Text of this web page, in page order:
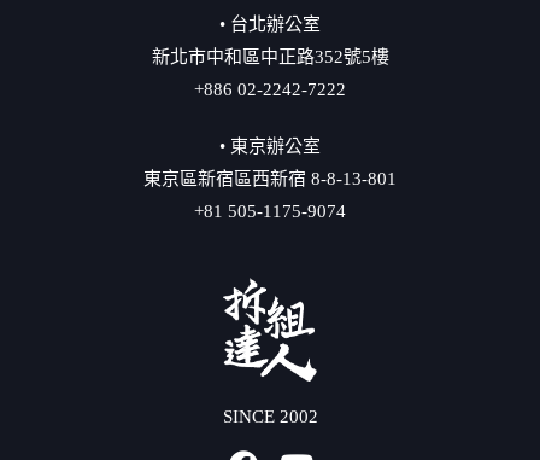
• 台北辦公室
新北市中和區中正路352號5樓
+886 02-2242-7222
• 東京辦公室
東京區新宿區西新宿 8-8-13-801
+81 505-1175-9074
SINCE 2002